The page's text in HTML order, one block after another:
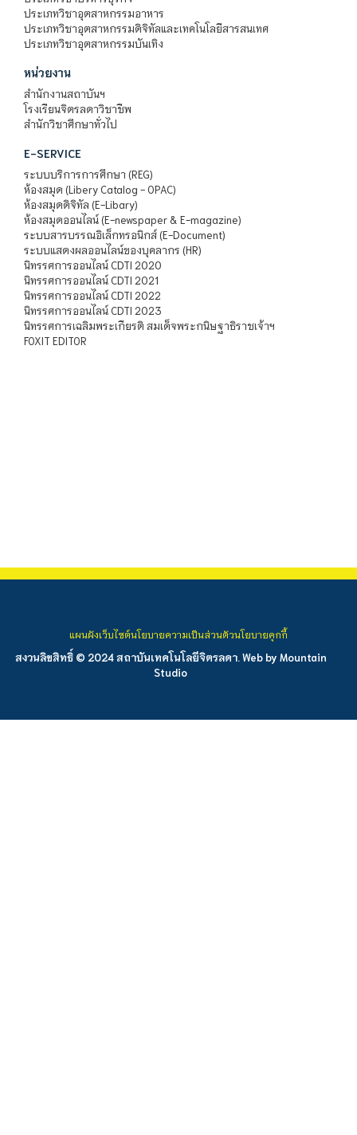
ประเภทวิชาอุตสาหกรรมอาหาร
ประเภทวิชาอุตสาหกรรมดิจิทัลและเทคโนโลยีสารสนเทศ
ประเภทวิชาอุตสาหกรรมบันเทิง
หน่วยงาน
สำนักงานสถาบันฯ
โรงเรียนจิตรลดาวิชาชีพ
สำนักวิชาศึกษาทั่วไป
E-SERVICE
ระบบบริการการศึกษา (REG)
ห้องสมุด (Libery Catalog - OPAC)
ห้องสมุดดิจิทัล (E-Libary)
ห้องสมุดออนไลน์ (E-newspaper & E-magazine)
ระบบสารบรรณอิเล็กทรอนิกส์ (E-Document)
ระบบแสดงผลออนไลน์ของบุคลากร (HR)
นิทรรศการออนไลน์ CDTI 2020
นิทรรศการออนไลน์ CDTI 2021
นิทรรศการออนไลน์ CDTI 2022
นิทรรศการออนไลน์ CDTI 2023
นิทรรศการเฉลิมพระเกียรติ สมเด็จพระกนิษฐาธิราชเจ้าฯ
FOXIT EDITOR
สงวนลิขสิทธิ์ © 2024 สถาบันเทคโนโลยีจิตรลดา. Web by Mountain
Studio
แผนผังเว็บไซต์นโยบายความเป็นส่วนตัวนโยบายคุกกี้